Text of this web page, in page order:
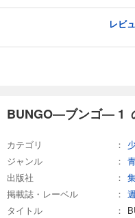
円 (税込)
606 円 (税込)
あらすじを表示
BUNGO―ブ
レビ
BUNGO―ブンゴ― 1
カテゴリ
ジャンル
出版社
掲載誌・レーベル
タイトル